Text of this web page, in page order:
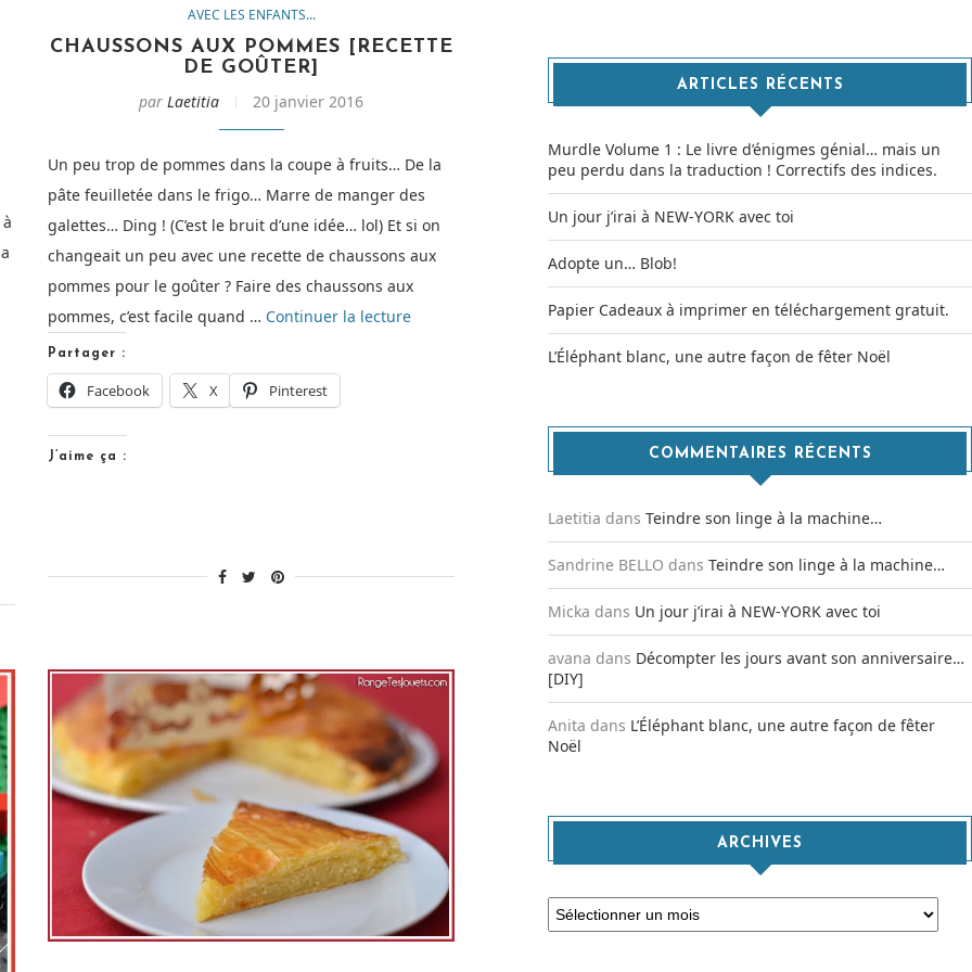
AVEC LES ENFANTS...
CHAUSSONS AUX POMMES [RECETTE
DE GOÛTER]
parLaetitia 20 janvier 2016
Un peu trop de pommes dans la coupe à fruits… De la
pâte feuilletée dans le frigo… Marre de manger des
galettes… Ding ! (C’est le bruit d’une idée… lol) Et si on
changeait un peu avec une recette de chaussons aux
pommes pour le goûter ? Faire des chaussons aux
pommes, c’est facile quand … Continuer la lecturede
Partager :
Facebook X Pinterest
J’aime ça :
ARTICLES RÉCENTS
Murdle Volume 1 : Le livre d’énigmes génial… mais un
peu perdu dans la traduction ! Correctifs des indices.
Un jour j’irai à NEW-YORK avec toi
Adopte un… Blob!
Papier Cadeaux à imprimer en téléchargement gratuit.
L’Éléphant blanc, une autre façon de fêter Noël
COMMENTAIRES RÉCENTS
Laetitia dansTeindre son linge à la machine…
Sandrine BELLO dansTeindre son linge à la machine…
Micka dans Un jour j’irai à NEW-YORK avec toi
avana dans Décompter les jours avant son anniversaire…
[DIY]
Anita dans L’Éléphant blanc, une autre façon de fêter
Noël
ARCHIVES
Archives